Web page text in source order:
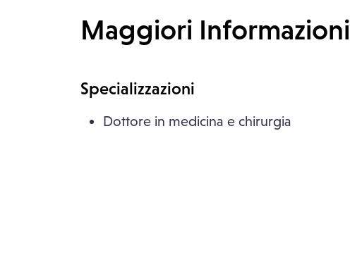
Maggiori Informazioni
Specializzazioni
Dottore in medicina e chirurgia